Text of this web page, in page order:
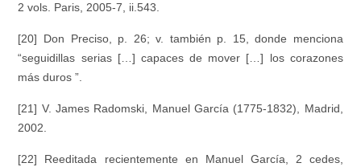
2 vols. Paris, 2005-7, ii.543.
[20] Don Preciso, p. 26; v. también p. 15, donde menciona
“seguidillas serias […] capaces de mover […] los corazones
más duros ”.
[21] V. James Radomski, Manuel García (1775-1832), Madrid,
2002.
[22] Reeditada recientemente en Manuel García, 2 cedes,